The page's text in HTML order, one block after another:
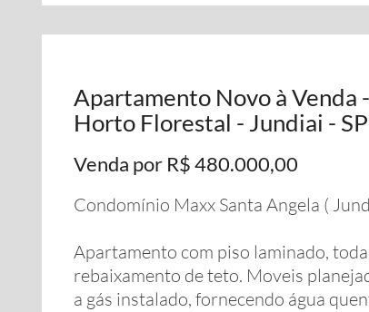
Apartamento Novo à Venda
Horto Florestal - Jundiai - SP
Venda por R$ 480.000,00
Condomínio Maxx Santa Angela (
Apartamento com piso laminado,
rebaixamento de teto. Moveis
a gás instalado, fornecendo água